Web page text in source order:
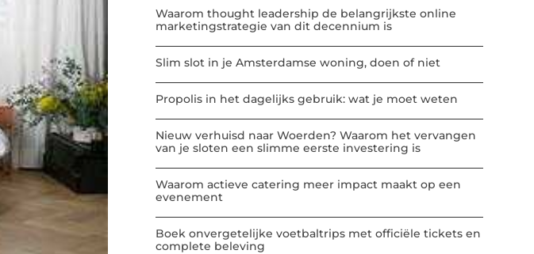
Waarom thought leadership de belangrijkste online
marketingstrategie van dit decennium is
Slim slot in je Amsterdamse woning, doen of niet
Propolis in het dagelijks gebruik: wat je moet weten
Nieuw verhuisd naar Woerden? Waarom het vervangen
van je sloten een slimme eerste investering is
Waarom actieve catering meer impact maakt op een
evenement
Boek onvergetelijke voetbaltrips met officiële tickets en
complete beleving